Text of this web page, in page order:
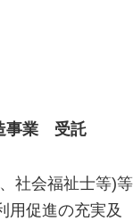
事業 受託
社会福祉士等)等
用促進の充実及